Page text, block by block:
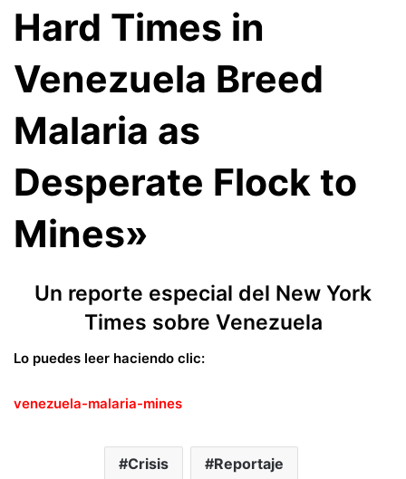
Hard Times in
Venezuela Breed
Malaria as
Desperate Flock to
Mines»
Un reporte especial del New York
Times sobre Venezuela
Lo puedes leer haciendo clic:
venezuela-malaria-mines
Crisis Reportaje